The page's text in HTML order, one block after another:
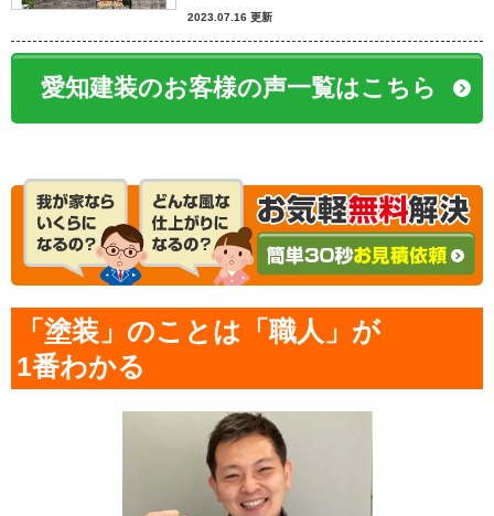
2023.07.16 更新
愛知建装のお客様の声一覧はこちら
「塗装」のことは「職人」が
1番わかる